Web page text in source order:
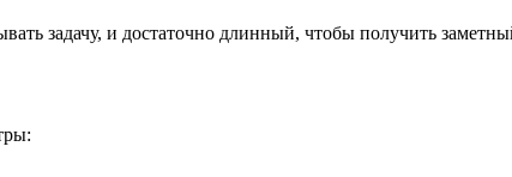
задачу, и достаточно длинный, чтобы получить